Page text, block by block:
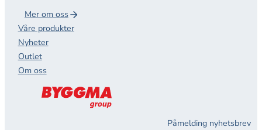
Mer om oss
Våre produkter
Nyheter
Outlet
Om oss
Påmelding nyhetsbrev